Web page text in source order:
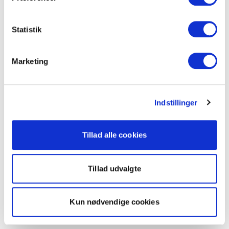
Statistik
Marketing
Indstillinger
Tillad alle cookies
Tillad udvalgte
Kun nødvendige cookies